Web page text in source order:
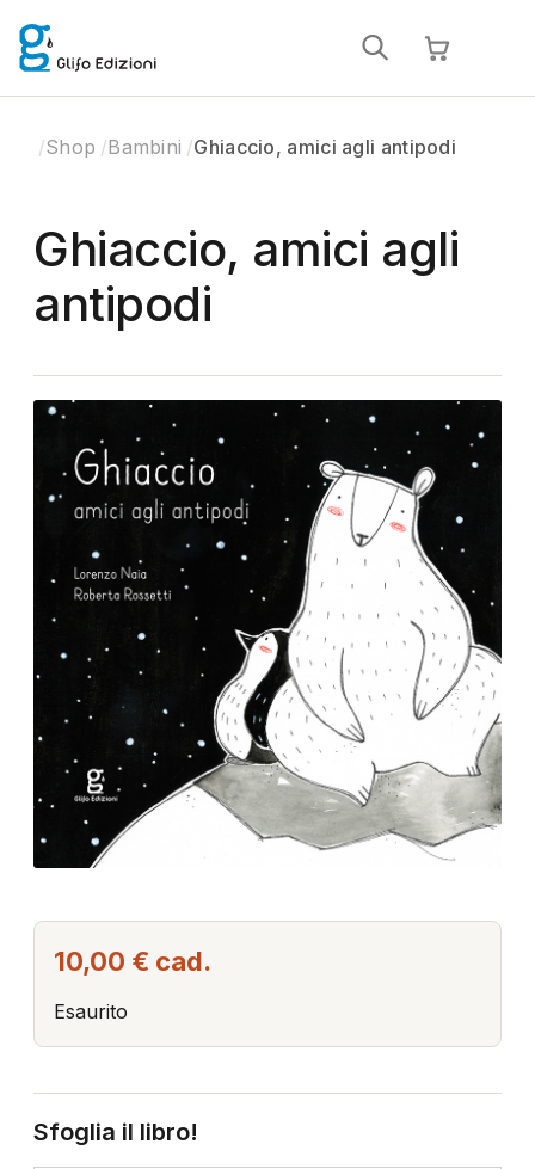
Shop Bambini Ghiaccio, amici agli antipodi
Ghiaccio, amici agli
antipodi
10,00 € cad.
Esaurito
Sfoglia il libro!